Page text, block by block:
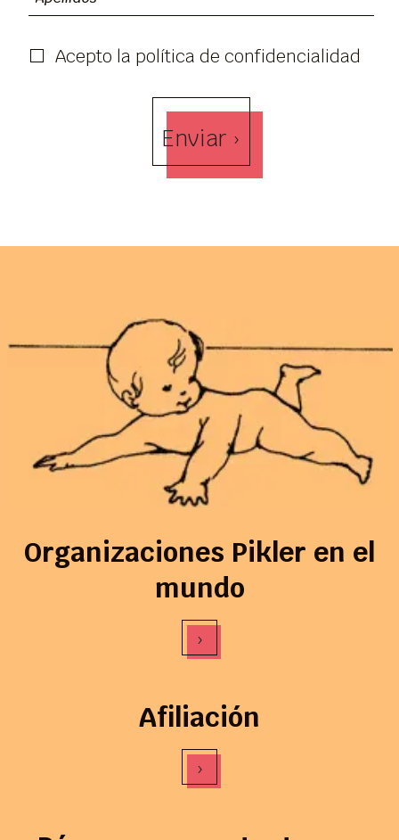
Acepto la política de confidencialidad
Enviar ›
Organizaciones Pikler en el
mundo
›
Afiliación
›